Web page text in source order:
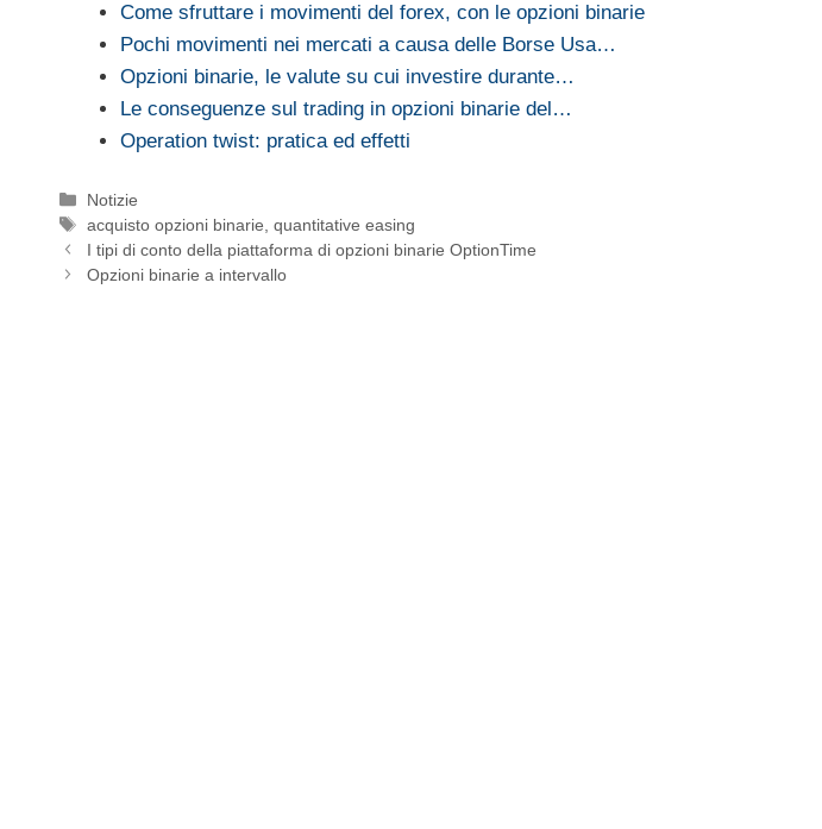
Come sfruttare i movimenti del forex, con le opzioni binarie
Pochi movimenti nei mercati a causa delle Borse Usa…
Opzioni binarie, le valute su cui investire durante…
Le conseguenze sul trading in opzioni binarie del…
Operation twist: pratica ed effetti
Categorie
Notizie
Tag
acquisto opzioni binarie ,quantitative easing
I tipi di conto della piattaforma di opzioni binarie OptionTime
Opzioni binarie a intervallo